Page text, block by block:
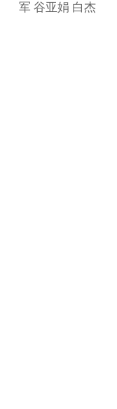
军 谷亚娟 白杰